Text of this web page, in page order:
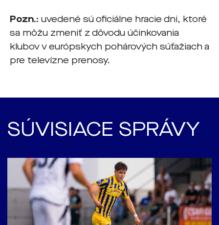
Pozn.: uvedené sú oficiálne hracie dni, ktoré
sa môžu zmeniť z dôvodu účinkovania
klubov v európskych pohárových súťažiach a
pre televízne prenosy.
SÚVISIACE SPRÁVY